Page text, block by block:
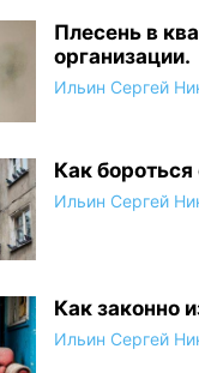
Плесень в
организации.
Ильин Сергей
Как
Ильин Сергей
Как законно
Ильин Сергей